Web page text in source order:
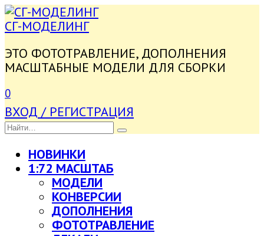
ПЕРЕЙТИ
К
СГ-МОДЕЛИНГ
ЭТО ФОТОТРАВЛЕНИЕ, ДОПОЛНЕНИЯ
МАСШТАБНЫЕ МОДЕЛИ ДЛЯ СБОРКИ
0
ВХОД / РЕГИСТРАЦИЯ
SEARCH
FOR:
НОВИНКИ
1:72 МАСШТАБ
МОДЕЛИ
КОНВЕРСИИ
ДОПОЛНЕНИЯ
ФОТОТРАВЛЕНИЕ